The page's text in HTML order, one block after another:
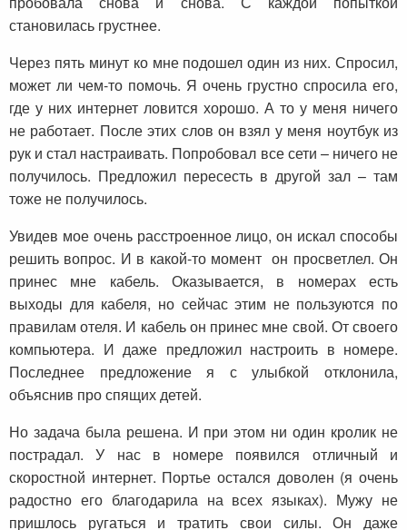
становилась грустнее.
Через пять минут ко мне подошел один из них. Спросил,
может ли чем-то помочь. Я очень грустно спросила его,
где у них интернет ловится хорошо. А то у меня ничего
не работает. После этих слов он взял у меня ноутбук из
рук и стал настраивать. Попробовал все сети – ничего не
получилось. Предложил пересесть в другой зал – там
тоже не получилось.
Увидев мое очень расстроенное лицо, он искал способы
решить вопрос. И в какой-то момент он просветлел. Он
принес мне кабель. Оказывается, в номерах есть
выходы для кабеля, но сейчас этим не пользуются по
правилам отеля. И кабель он принес мне свой. От своего
компьютера. И даже предложил настроить в номере.
Последнее предложение я с улыбкой отклонила,
объяснив про спящих детей.
Но задача была решена. И при этом ни один кролик не
пострадал. У нас в номере появился отличный и
скоростной интернет. Портье остался доволен (я очень
радостно его благодарила на всех языках). Мужу не
пришлось ругаться и тратить свои силы. Он даже